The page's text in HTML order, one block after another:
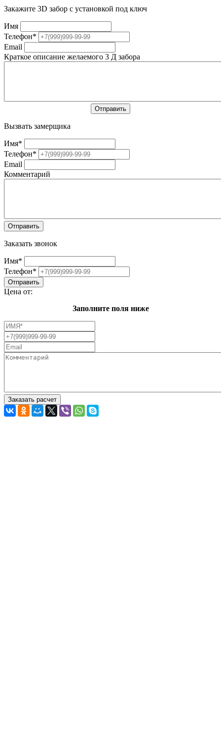
Закажите 3D забор с установкой под ключ
Имя
Телефон*
Email
Краткое описание желаемого 3 Д забора
Вызвать замерщика
Имя*
Телефон*
Email
Комментарий
Заказать звонок
Имя*
Телефон*
Цена от:
Заполните поля ниже